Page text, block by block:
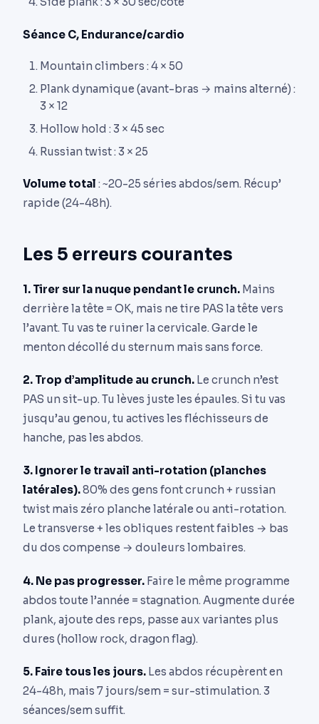
Séance C, Endurance/cardio
Mountain climbers : 4 × 50
Plank dynamique (avant-bras → mains alterné) :
3 × 12
Hollow hold : 3 × 45 sec
Russian twist : 3 × 25
Volume total : ~20-25 séries abdos/sem. Récup’
rapide (24-48h).
Les 5 erreurs courantes
1. Tirer sur la nuque pendant le crunch. Mains
derrière la tête = OK, mais ne tire PAS la tête vers
l’avant. Tu vas te ruiner la cervicale. Garde le
menton décollé du sternum mais sans force.
2. Trop d’amplitude au crunch. Le crunch n’est
PAS un sit-up. Tu lèves juste les épaules. Si tu vas
jusqu’au genou, tu actives les fléchisseurs de
hanche, pas les abdos.
3. Ignorer le travail anti-rotation (planches
latérales).80% des gens font crunch + russian
twist mais zéro planche latérale ou anti-rotation.
Le transverse + les obliques restent faibles → bas
du dos compense → douleurs lombaires.
4. Ne pas progresser. Faire le même programme
abdos toute l’année = stagnation. Augmente durée
plank, ajoute des reps, passe aux variantes plus
dures (hollow rock, dragon flag).
5. Faire tous les jours. Les abdos récupèrent en
24-48h, mais 7 jours/sem = sur-stimulation. 3
séances/sem suffit.